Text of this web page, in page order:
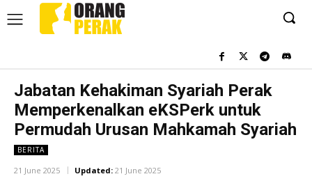
Jabatan Kehakiman Syariah Perak
Memperkenalkan eKSPerk untuk
Permudah Urusan Mahkamah Syariah
BERITA
21 June 2025 Updated: 21 June 2025